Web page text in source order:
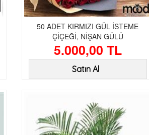
50 ADET KIRMIZI GÜL İSTEME
ÇİÇEĞİ, NİŞAN GÜLÜ
5.000,00 TL
Satın Al